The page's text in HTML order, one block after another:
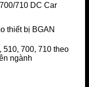
710 DC Car
thiết bị BGAN
510, 700, 710 theo
ngành